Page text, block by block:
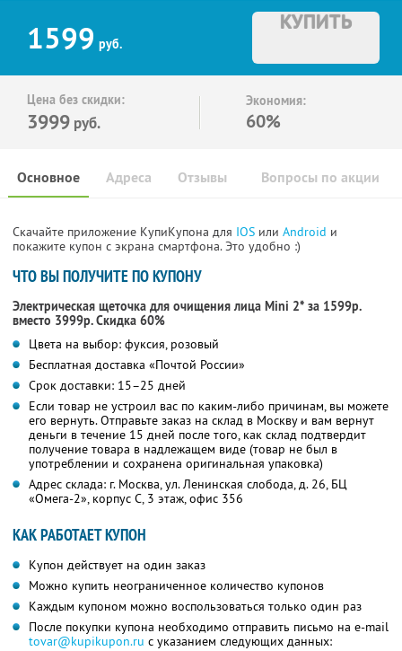
1599 руб.
КУПИТЬ
Цена без скидки:
3999 руб.
Экономия:
60%
Основное Отзывы Вопросы по акции
Адреса
Скачайте приложение КупиКупона для IOS или Android и
покажите купон с экрана смартфона. Это удобно :)
ЧТО ВЫ ПОЛУЧИТЕ ПО КУПОНУ
Электрическая щеточка для очищения лица Mini 2* за 1599р.
вместо 3999р.Скидка 60%
Цвета на выбор: фуксия, розовый
Бесплатная доставка «Почтой России»
Срок доставки: 15–25 дней
Если товар не устроил вас по каким-либо причинам, вы можете
его вернуть. Отправьте заказ на склад в Москву и вам вернут
деньги в течение 15 дней после того, как склад подтвердит
получение товара в надлежащем виде (товар не был в
употреблении и сохранена оригинальная упаковка)
Адрес склада: г. Москва, ул. Ленинская слобода, д. 26, БЦ
«Омега-2», корпус С, 3 этаж, офис 356
КАК РАБОТАЕТ КУПОН
Купон действует на один заказ
Можно купить неограниченное количество купонов
Каждым купоном можно воспользоваться только один раз
После покупки купона необходимо отправить письмо на e-mail
tovar@kupikupon.ru с указанием следующих данных: